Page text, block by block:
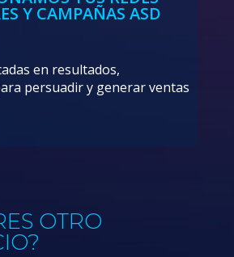
Y CAMPAÑAS ASD
en resultados,
persuadir y generar ventas
OTRO